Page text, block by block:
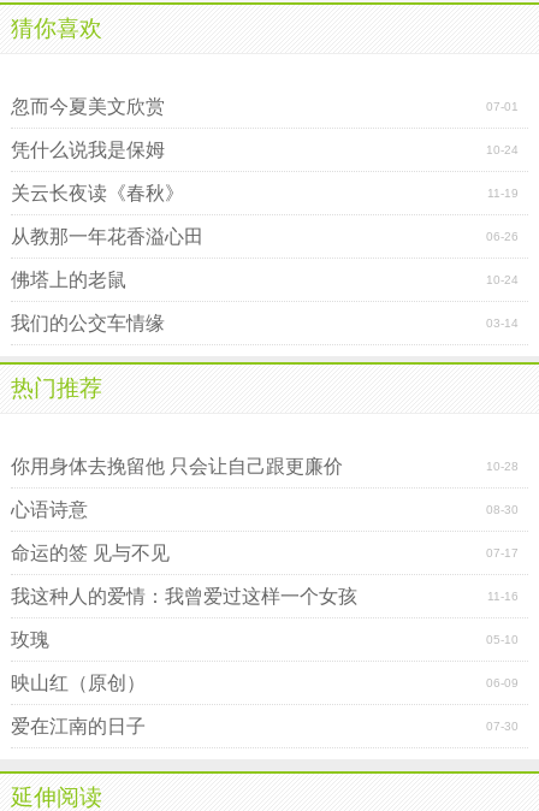
猜你喜欢
07-01
忽而今夏美文欣赏
10-24
凭什么说我是保姆
11-19
关云长夜读《春秋》
06-26
从教那一年花香溢心田
10-24
佛塔上的老鼠
03-14
我们的公交车情缘
热门推荐
10-28
你用身体去挽留他 只会让自己跟更廉价
08-30
心语诗意
07-17
命运的签 见与不见
11-16
我这种人的爱情：我曾爱过这样一个女孩
05-10
玫瑰
06-09
映山红（原创）
07-30
爱在江南的日子
延伸阅读